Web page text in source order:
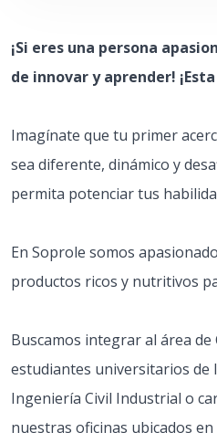
¡Si eres una persona
de innovar y aprender!
Imagínate que tu primer
sea diferente, dinámico y
permita potenciar tus
En Soprole somos
productos ricos y nutritivos
Buscamos integrar al área de
estudiantes universitarios de
Ingeniería Civil Industrial o
nuestras oficinas ubicados